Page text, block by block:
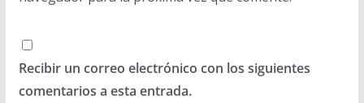
Recibir un correo electrónico con los siguientes
comentarios a esta entrada.